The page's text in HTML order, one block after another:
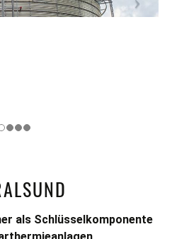
als Schlüsselkomponente